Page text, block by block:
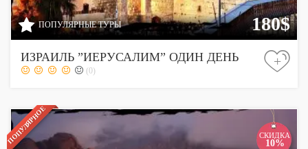
ПОПУЛЯРНЫЕ ТУРЫ 180$
ИЗРАИЛЬ ”ИЕРУСАЛИМ” ОДИН ДЕНЬ
(0)
+
ПОПУЛЯРНОЕ СКИДКА
10%